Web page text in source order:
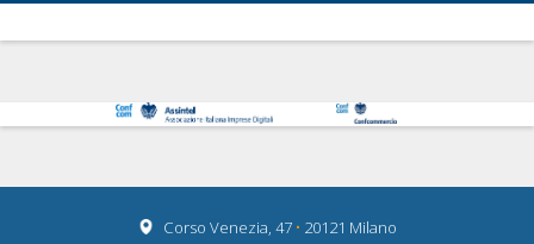
Corso Venezia, 47 • 20121 Milano